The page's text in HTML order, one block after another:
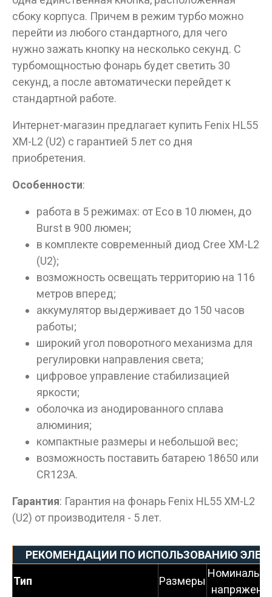
сбоку корпуса. Причем в режим турбо можно
перейти из любого стандартного, для чего
нужно зажать кнопку на несколько секунд. С
турбомощностью фонарь будет светить 30
секунд, а после автоматически перейдет к
стандартной работе.
Интернет-магазин предлагает купить Fenix HL55
XM-L2 (U2) с гарантией 5 лет со дня
приобретения.
Особенности:
работа в 5 режимах: от Eco в 10 люмен, до
Burst в 900 люмен;
в комплекте современный диод Cree XM-L2
(U2);
возможность освещать территорию на 116
метров вперед;
аккумулятор выдерживает до 150 часов
работы;
широкий угол поворотного механизма для
регулировки направления света;
цифровое управление стабилизацией
яркости;
оболочка из анодированного сплава
алюминия;
компактные размеры и небольшой вес;
возможность поставить батарею 18650 или
CR123A.
Гарантия: Гарантия на фонарь Fenix HL55 XM-L2
(U2) от производителя - 5 лет.
РЕКОМЕНДАЦИИ ПО ИСПОЛЬЗОВАНИЮ
Тип Размеры
Данные товары продаются лицам,
Вам исполнилось 18 лет?